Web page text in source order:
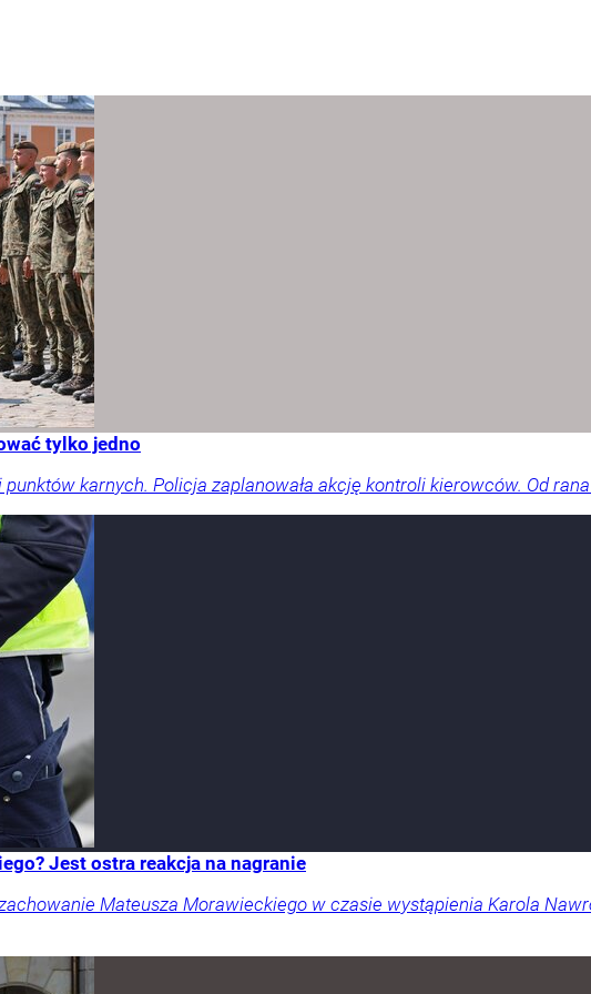
tylko jedno
karnych. Policja zaplanowała akcję kontroli kierowców. Od
Jest ostra reakcja na nagranie
Mateusza Morawieckiego w czasie wystąpienia Karola